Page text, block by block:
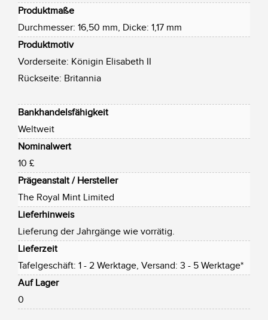
Produktmaße
Durchmesser: 16,50 mm, Dicke: 1,17 mm
Produktmotiv
Vorderseite: Königin Elisabeth II
Rückseite: Britannia
Bankhandelsfähigkeit
Weltweit
Nominalwert
10 £
Prägeanstalt / Hersteller
The Royal Mint Limited
Lieferhinweis
Lieferung der Jahrgänge wie vorrätig.
Lieferzeit
Tafelgeschäft: 1 - 2 Werktage, Versand: 3 - 5 Werktage*
Auf Lager
0